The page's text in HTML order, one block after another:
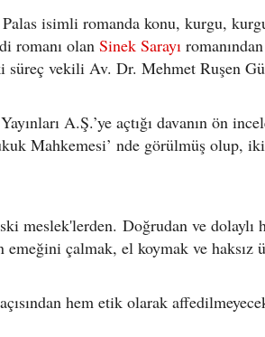
isimli romanda konu, kurgu,
romanı olan Sinek Sarayı
süreç vekili Av. Dr. Mehmet Ruşen
A.Ş.’ye açtığı davanın ön
Mahkemesi’ nde görülmüş olup,
meslek'lerden. Doğrudan ve dolaylı
çalmak, el koymak ve haksız
hem etik olarak